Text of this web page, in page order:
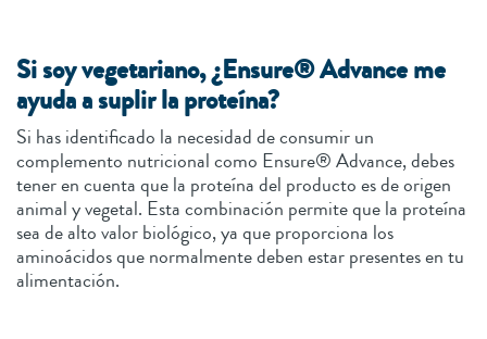
Si soy vegetariano, ¿Ensure® Advance me
ayuda a suplir la proteína?
Si has identificado la necesidad de consumir un
complemento nutricional como Ensure® Advance, debes
tener en cuenta que la proteína del producto es de origen
animal y vegetal. Esta combinación permite que la proteína
sea de alto valor biológico, ya que proporciona los
aminoácidos que normalmente deben estar presentes en tu
alimentación.